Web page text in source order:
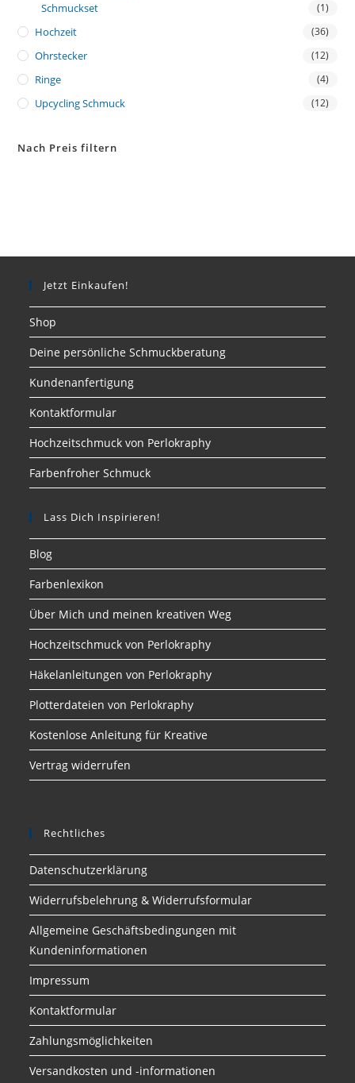
Schmuckset (1)
Hochzeit (36)
Ohrstecker (12)
Ringe (4)
Upcycling Schmuck (12)
Nach Preis filtern
Jetzt Einkaufen!
Shop
Deine persönliche Schmuckberatung
Kundenanfertigung
Kontaktformular
Hochzeitschmuck von Perlokraphy
Farbenfroher Schmuck
Lass Dich Inspirieren!
Blog
Farbenlexikon
Über Mich und meinen kreativen Weg
Hochzeitschmuck von Perlokraphy
Häkelanleitungen von Perlokraphy
Plotterdateien von Perlokraphy
Kostenlose Anleitung für Kreative
Vertrag widerrufen
Rechtliches
Datenschutzerklärung
Widerrufsbelehrung & Widerrufsformular
Allgemeine Geschäftsbedingungen mit
Kundeninformationen
Impressum
Kontaktformular
Zahlungsmöglichkeiten
Versandkosten und -informationen